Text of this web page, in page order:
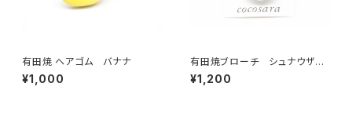
有田焼 ヘアゴム バナナ
¥1,000
有田焼ブローチ シュナウザー
（グレー×ゴールド）
¥1,200